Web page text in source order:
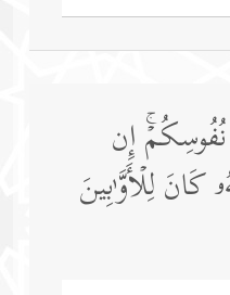
إِن
كَانَ لِلۡأَوَّ ٰ⁠بِینَ